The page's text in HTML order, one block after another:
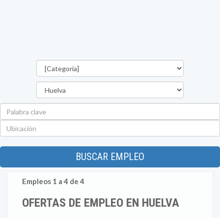
BUSCAR EMPLEO
Empleos 1 a 4 de 4
OFERTAS DE EMPLEO EN HUELVA